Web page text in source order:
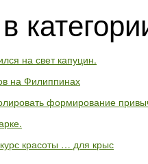
на свет капуцин.
на Филиппинах
формирование
красоты … для крыс